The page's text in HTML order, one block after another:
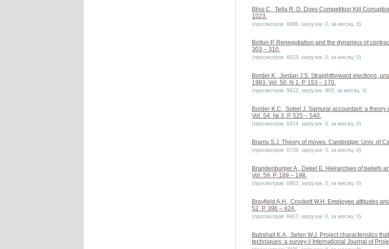
Bliss C., Tella R. D. Does Competition Kill
1023.
(просмотров: 6685, загрузок: 0, за месяц: 0)
Bolton P. Renegotiation and the dynamics of
303 – 310.
(просмотров: 6513, загрузок: 0, за месяц: 0)
Border K., Jordan J.S. Straightforward elections,
1983. Vol. 50. N 1. P. 153 – 170.
(просмотров: 9622, загрузок: 803, за месяц: 4)
Border K.C., Sobel J. Samurai accountant: a
Vol. 54. № 3. P. 525 – 540.
(просмотров: 6414, загрузок: 0, за месяц: 0)
Brams S.J. Theory of moves. Cambridge: Univ. of
(просмотров: 6729, загрузок: 0, за месяц: 0)
Brandenburger A., Dekel E. Hierarchies of beliefs
Vol. 59. P. 189 – 198.
(просмотров: 6953, загрузок: 0, за месяц: 0)
Brayfield A.H., Crockett W.H. Employee attitudes
52. P. 396 – 424.
(просмотров: 6917, загрузок: 0, за месяц: 0)
Bubshait K.A., Selen W.J. Project characteristics
techniques: a survey // International Journal of